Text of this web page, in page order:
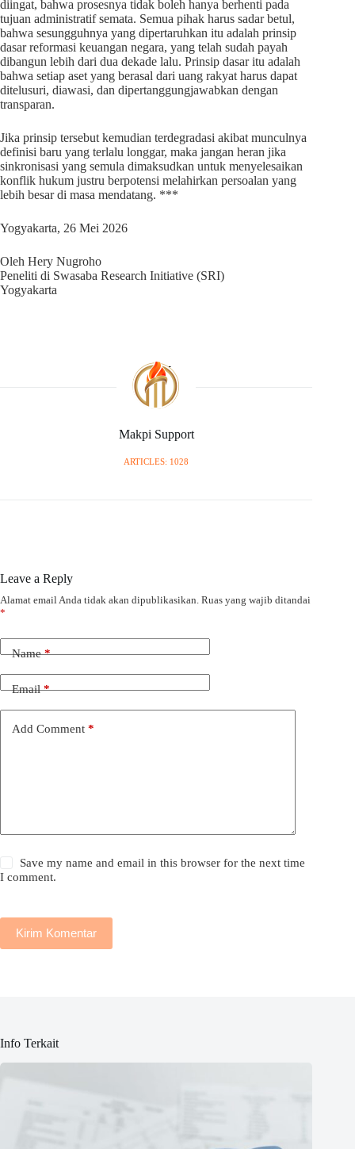
diingat, bahwa prosesnya tidak boleh hanya berhenti pada
tujuan administratif semata. Semua pihak harus sadar betul,
bahwa sesungguhnya yang dipertaruhkan itu adalah prinsip
dasar reformasi keuangan negara, yang telah sudah payah
dibangun lebih dari dua dekade lalu. Prinsip dasar itu adalah
bahwa setiap aset yang berasal dari uang rakyat harus dapat
ditelusuri, diawasi, dan dipertanggungjawabkan dengan
transparan.
Jika prinsip tersebut kemudian terdegradasi akibat munculnya
definisi baru yang terlalu longgar, maka jangan heran jika
sinkronisasi yang semula dimaksudkan untuk menyelesaikan
konflik hukum justru berpotensi melahirkan persoalan yang
lebih besar di masa mendatang. ***
Yogyakarta, 26 Mei 2026
Oleh Hery Nugroho
Peneliti di Swasaba Research Initiative (SRI)
Yogyakarta
Makpi Support
ARTICLES: 1028
Leave a Reply
Alamat email Anda tidak akan dipublikasikan. Ruas yang wajib ditandai
*
Name*
Email*
Add Comment *
Save my name and email in this browser for the next time
I comment.
Kirim Komentar
Info Terkait